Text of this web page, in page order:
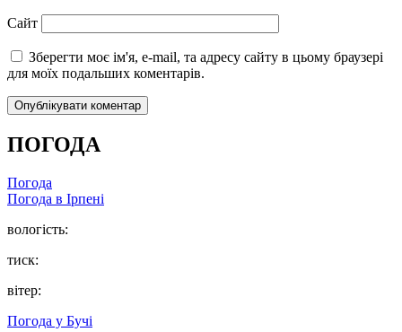
Сайт
Зберегти моє ім'я, e-mail, та адресу сайту в цьому браузері
для моїх подальших коментарів.
ПОГОДА
Погода
Погода в Ірпені
вологість:
тиск:
вітер:
Погода у Бучі